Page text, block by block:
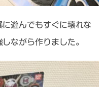
遊んでもすぐに壊れな
ながら作りました。